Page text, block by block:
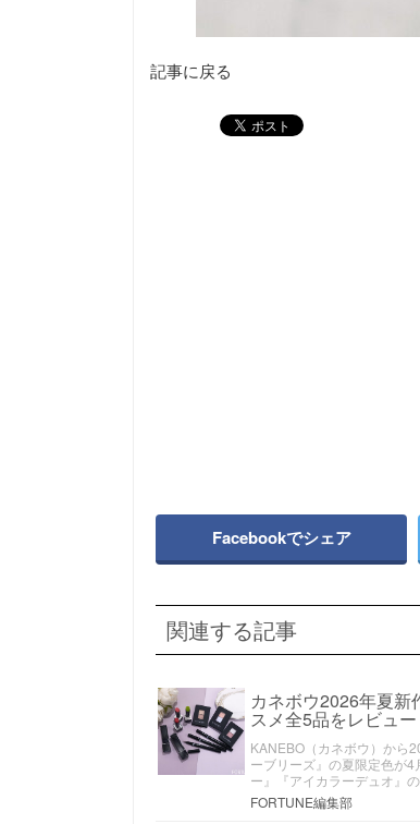
記事に戻る
Facebookでシェア
関連する記事
カネボウ2026年夏新
スメ全5品をレビュー
KANEBO（カネボウ）から
ーブリーズ』の夏限定色が
ー』『アイカラーデュオ』
FORTUNE編集部